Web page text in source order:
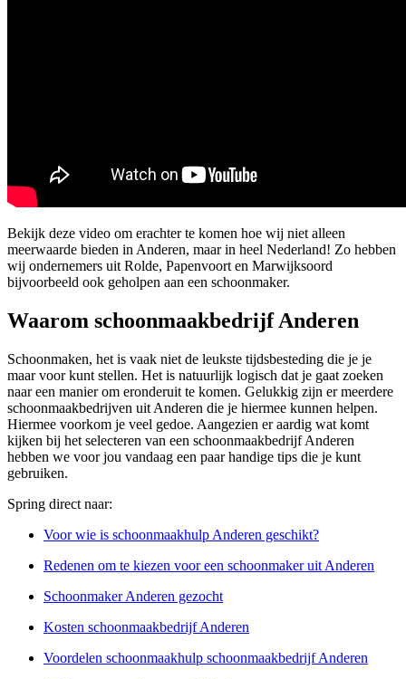
Bekijk deze video om erachter te komen hoe wij niet alleen
meerwaarde bieden in Anderen, maar in heel Nederland! Zo hebben
wij ondernemers uit Rolde, Papenvoort en Marwijksoord
bijvoorbeeld ook geholpen aan een schoonmaker.
Waarom schoonmaakbedrijf Anderen
Schoonmaken, het is vaak niet de leukste tijdsbesteding die je je
maar voor kunt stellen. Het is natuurlijk logisch dat je gaat zoeken
naar een manier om eronderuit te komen. Gelukkig zijn er meerdere
schoonmaakbedrijven uit Anderen die je hiermee kunnen helpen.
Hiermee voorkom je veel gedoe. Aangezien er aardig wat komt
kijken bij het selecteren van een schoonmaakbedrijf Anderen
hebben we voor jou vandaag een paar handige tips die je kunt
gebruiken.
Spring direct naar:
Voor wie is schoonmaakhulp Anderen geschikt?
Redenen om te kiezen voor een schoonmaker uit Anderen
Schoonmaker Anderen gezocht
Kosten schoonmaakbedrijf Anderen
Voordelen schoonmaakhulp schoonmaakbedrijf Anderen